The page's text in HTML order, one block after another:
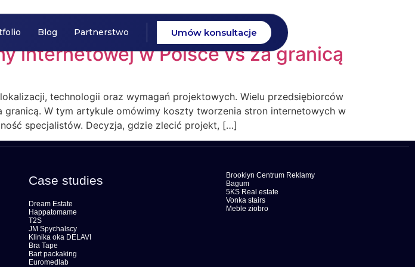
Blog Partnerstwo Umów konsultacje
internetowej w Polsce vs za granicą
technologii oraz wymagań projektowych. Wielu przedsiębiorców
W tym artykule omówimy koszty tworzenia stron internetowych w
specjalistów. Decyzja, gdzie zlecić projekt, […]
Case studies
Dream Estate
Happatomame
T2S
JM Spychalscy
Klinika oka DELAVI
Bra Tape
Bart packaking
Euromedlab
Brooklyn Centrum Reklamy
Bagum
5KS Real estate
Vonka stairs
Meble ziobro